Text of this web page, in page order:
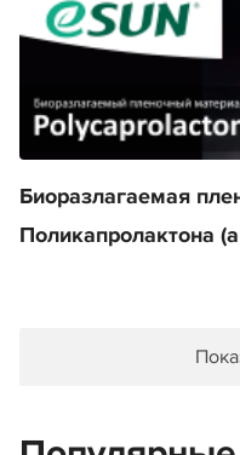
Биоразлагаемая
Поликапролактона